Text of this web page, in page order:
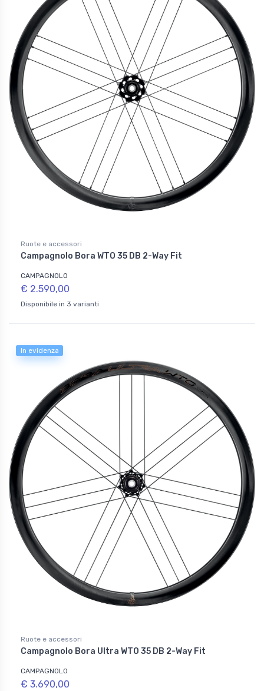
Ruote e accessori
Campagnolo Bora WTO 35 DB 2-Way Fit
CAMPAGNOLO
€ 2.590,00
Disponibile in 3 varianti
In evidenza
Ruote e accessori
Campagnolo Bora Ultra WTO 35 DB 2-Way Fit
CAMPAGNOLO
€ 3.690,00